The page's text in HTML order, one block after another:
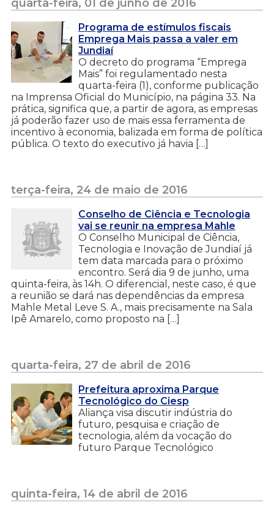
quarta-feira, 01 de junho de 2016
Programa de estímulos fiscais
Emprega Mais passa a valer em
Jundiaí
O decreto do programa “Emprega
Mais” foi regulamentado nesta
quarta-feira (1), conforme publicação
na Imprensa Oficial do Município, na página 33. Na
prática, significa que, a partir de agora, as empresas
já poderão fazer uso de mais essa ferramenta de
incentivo à economia, balizada em forma de política
pública. O texto do executivo já havia […]
terça-feira, 24 de maio de 2016
Conselho de Ciência e Tecnologia
vai se reunir na empresa Mahle
O Conselho Municipal de Ciência,
Tecnologia e Inovação de Jundiaí já
tem data marcada para o próximo
encontro. Será dia 9 de junho, uma
quinta-feira, às 14h. O diferencial, neste caso, é que
a reunião se dará nas dependências da empresa
Mahle Metal Leve S. A., mais precisamente na Sala
Ipê Amarelo, como proposto na […]
quarta-feira, 27 de abril de 2016
Prefeitura aproxima Parque
Tecnológico do Ciesp
Aliança visa discutir indústria do
futuro, pesquisa e criação de
tecnologia, além da vocação do
futuro Parque Tecnológico
quinta-feira, 14 de abril de 2016